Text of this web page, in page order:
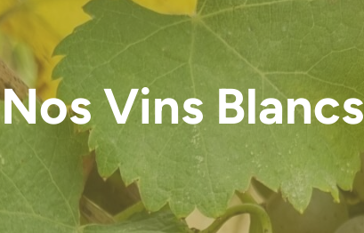
Nos Vins Blancs